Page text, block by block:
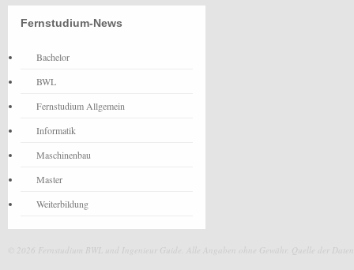
Fernstudium-News
Bachelor
BWL
Fernstudium Allgemein
Informatik
Maschinenbau
Master
Weiterbildung
© 2026 Fernstudium BWL und Ingenieur Guide. Alle Angaben ohne Gewähr. Quelle der